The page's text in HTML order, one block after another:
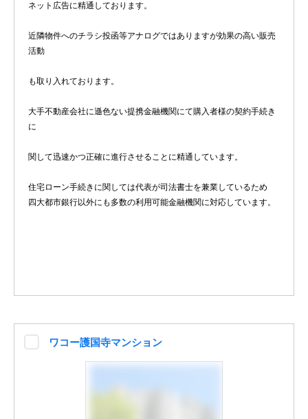
ネット広告に精通しております。
近隣物件へのチラシ投函等アナログではありますが効果の高い販売
活動
も取り入れております。
大手不動産会社に遜色ない提携金融機関にて購入者様の契約手続き
に
関して迅速かつ正確に進行させることに精通しています。
住宅ローン手続きに関しては代表が司法書士を兼業しているため
四大都市銀行以外にも多数の利用可能金融機関に対応しています。
ワコー護国寺マンション